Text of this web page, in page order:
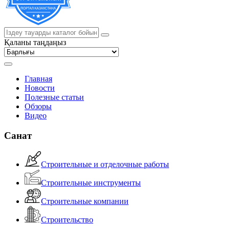
Қаланы таңдаңыз
Главная
Новости
Полезные статьи
Обзоры
Видео
Санат
Строительные и отделочные работы
Строительные инструменты
Строительные компании
Строительство